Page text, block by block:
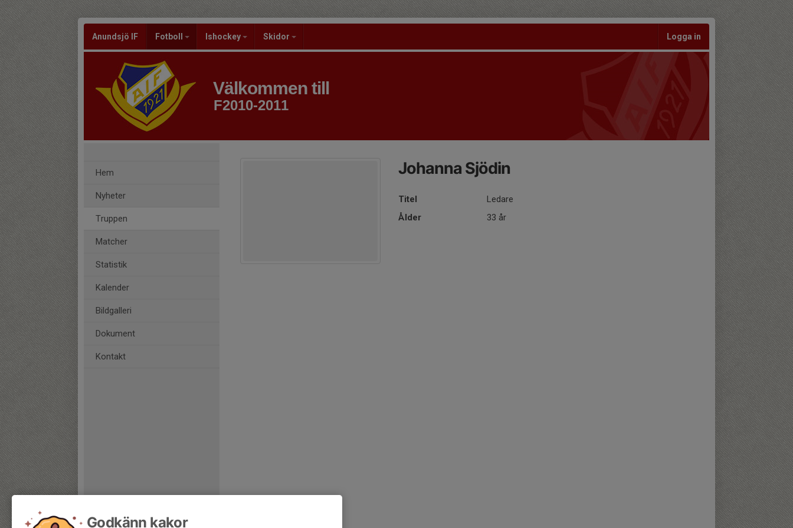
Anundsjö IF Fotboll Ishockey Skidor Logga in
Välkommen till
F2010-2011
Hem
Nyheter
Truppen
Matcher
Statistik
Kalender
Bildgalleri
Dokument
Kontakt
Johanna Sjödin
Titel
Ledare
Ålder
33 år
Godkänn kakor